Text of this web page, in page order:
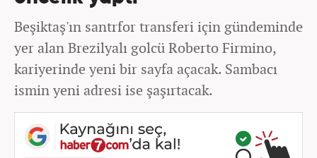
Beşiktaş'ın santrfor transferi için gündeminde
yer alan Brezilyalı golcü Roberto Firmino,
kariyerinde yeni bir sayfa açacak. Sambacı
ismin yeni adresi ise şaşırtacak.